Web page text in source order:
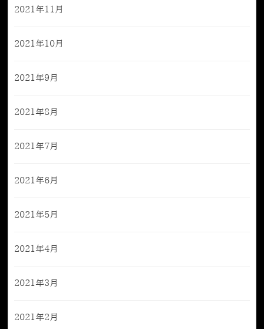
2021年11月
2021年10月
2021年9月
2021年8月
2021年7月
2021年6月
2021年5月
2021年4月
2021年3月
2021年2月